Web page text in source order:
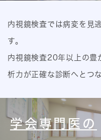
内視鏡検査では病変を見
す。
内視鏡検査20年以上の豊
析力が正確な診断へとつ
学会専門医の